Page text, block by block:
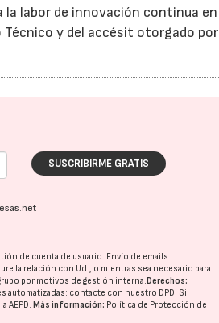
labor de innovación continua en
y del accésit otorgado por
SUSCRIBIRME GRATIS
de cuenta de usuario. Envío de emails
la relación con Ud., o mientras sea necesario para
por motivos de gestión interna.Derechos:
automatizadas: contacte con nuestro DPD. Si
laAEPD.Más información: Política de Protección de